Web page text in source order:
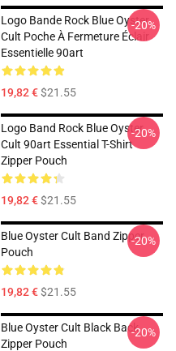
Logo Bande Rock Blue Oyster
Cult Poche À Fermeture Éclair
Essentielle 90art
19,82 €$21.55
-20%
Logo Band Rock Blue Oyster
Cult 90art Essential T-Shirt
Zipper Pouch
19,82 €$21.55
-20%
Blue Oyster Cult Band Zipper
Pouch
19,82 €$21.55
-20%
Blue Oyster Cult Black Back
Zipper Pouch
-20%